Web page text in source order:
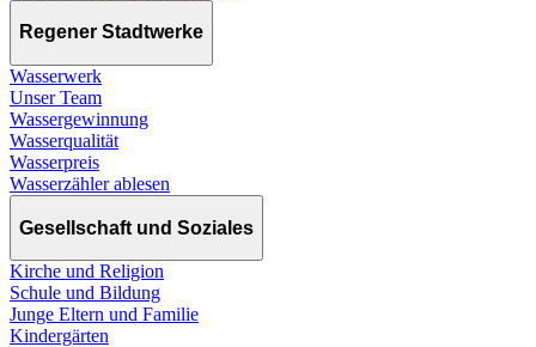
Regener Stadtwerke
Wasserwerk
Unser Team
Wassergewinnung
Wasserqualität
Wasserpreis
Wasserzähler ablesen
Gesellschaft und Soziales
Kirche und Religion
Schule und Bildung
Junge Eltern und Familie
Kindergärten